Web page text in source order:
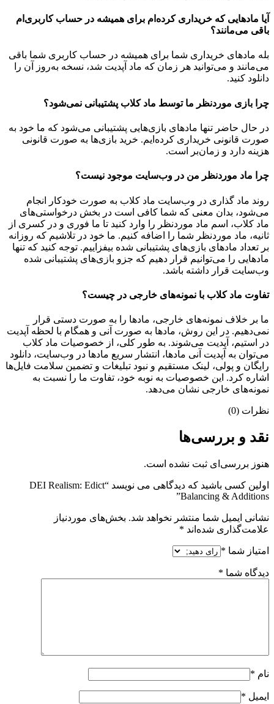
آیا مادهایی که خریداری کرده‌ام برای همیشه در حساب‌ کاربری‌ام
باقی می‌مانند؟
بله مادهای خریداری شما برای همیشه در حساب کاربری شما باقی
می‌مانند و می‌توانید هر زمان که ماد آپدیت شد، نسخه به‌روز آن را
دانلود کنید.
چرا بازی موردنظر ما توسط ماد کلاب پشتیبانی نمی‌شود؟
در حال حاضر تنها مادهای بازی‌هایی پشتیبانی می‌شود که ما خود به
صورت قانونی خریداری کرده‌ایم. خرید بازی‌ها به صورت قانونی
هزینه دارد و زمان‌بر است.
چرا ماد موردنظر من در وب‌سایت موجود نیست؟
روند ماد گذاری در وب‌سایت ماد کلاب به صورت خودکار انجام
می‌شود، بدان معنی که شما کافی است در بخش درخواستی‌های
ماد کلاب، اسم ماد موردنظر را وارد کنید تا ما فوری و در کسری از
ثانیه، ماد موردنظر شما را اضافه کنیم. ما خود در تلاشیم که روزانه
بر تعداد مادهای بازی‌های پشتیبانی شده بیفزاییم. توجه کنید که تنها
مادهایی را می‌توانیم قرار دهیم که جزو بازی‌های پشتیبانی شده
وب‌سایت قرار داشته باشد.
تفاوت ماد کلاب با نمونه‌های خارجی در چیست؟
ما بر خلاف نمونه‌های خارجی، مادها را به صورت دستی قرار
نمی‌دهیم. در این روش، مادها به صورت آنی و همگام با لحظه آپدیت
در استیم، آپدیت می‌شوند. به طور کلی، از خصوصیات ماد کلاب
می‌‌توان به آپدیت آنی مادها، انتشار سریع مادها در وب‌سایت، دانلود
رایگان و پولی، لینک مستقیم و نبود تبلیغات و تضمین سلامت فایل‌ها
اشاره کرد. این خصوصیات به نوبه خود، تفاوت ما را نسبت به
نمونه‌های خارجی نشان می‌دهد.
نظرات (0)
نقد و بررسی‌ها
هنوز بررسی‌ای ثبت نشده است.
اولین کسی باشید که دیدگاهی می نویسد “DEI Realism: Edict
Balancing & Additions”
نشانی ایمیل شما منتشر نخواهد شد. بخش‌های موردنیاز
علامت‌گذاری شده‌اند *
امتیاز شما *
دیدگاه شما *
نام *
ایمیل *